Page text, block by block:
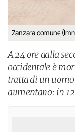
Zanzara comune
A 24 ore dalla
occidentale è
tratta di un
aumentano: in